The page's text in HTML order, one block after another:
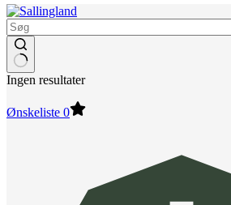
Ingen resultater
Ønskeliste 0